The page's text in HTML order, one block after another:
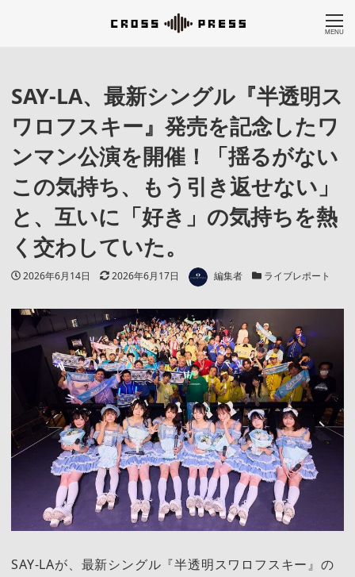
MENU
SAY-LA、最新シングル『半透明ス
ワロフスキー』発売を記念したワ
ンマン公演を開催！「揺るがない
この気持ち、もう引き返せない」
と、互いに「好き」の気持ちを熱
く交わしていた。
投稿日
2026年6月14日 更新日
2026年6月17日 著者 編集者 カテゴリー
ライブレポート
SAY-LAが、最新シングル『半透明スワロフスキー』の